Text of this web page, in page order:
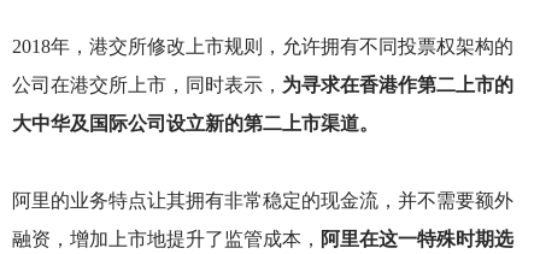
2018年，港交所修改上市规则，允许拥有不同投票权架构的
公司在港交所上市，同时表示， 为寻求在香港作第二上市的
大中华及国际公司设立新的第二上市渠道。
阿里的业务特点让其拥有非常稳定的现金流，并不需要额外
融资，增加上市地提升了监管成本， 阿里在这一特殊时期选